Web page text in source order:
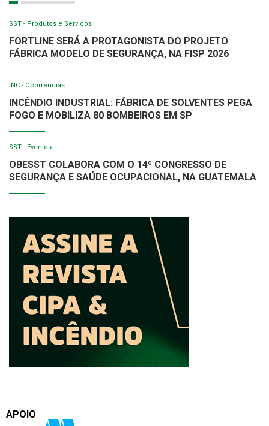
SST - Produtos e Serviços
FORTLINE SERÁ A PROTAGONISTA DO PROJETO
FÁBRICA MODELO DE SEGURANÇA, NA FISP 2026
INC - Ocorrências
INCÊNDIO INDUSTRIAL: FÁBRICA DE SOLVENTES PEGA
FOGO E MOBILIZA 80 BOMBEIROS EM SP
SST - Eventos
OBESST COLABORA COM O 14º CONGRESSO DE
SEGURANÇA E SAÚDE OCUPACIONAL, NA GUATEMALA
APOIO